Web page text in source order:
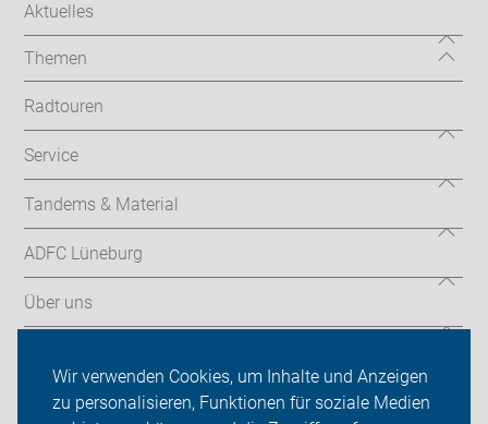
Wir verwenden Cookies, um Inhalte und Anzeigen
zu personalisieren, Funktionen für soziale Medien
Aktuelles
Themen
Radtouren
Service
Tandems & Material
ADFC Lüneburg
Über uns
Presse